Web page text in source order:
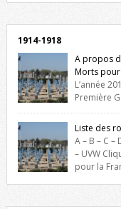
1914-1918
A propos
Morts pour
L’année
Première
biographique veut
France durant ce conflit.
constituée des noms
l’Hôtel de Ville, du lycée
Liste des
A – B – C –
– UVW
pour la